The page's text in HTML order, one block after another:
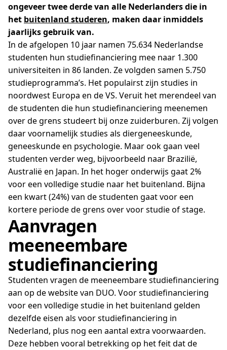
ongeveer twee derde van alle Nederlanders die in
het buitenland studeren, maken daar inmiddels
jaarlijks gebruik van.
In de afgelopen 10 jaar namen 75.634 Nederlandse
studenten hun studiefinanciering mee naar 1.300
universiteiten in 86 landen. Ze volgden samen 5.750
studieprogramma’s. Het populairst zijn studies in
noordwest Europa en de VS. Veruit het merendeel van
de studenten die hun studiefinanciering meenemen
over de grens studeert bij onze zuiderburen. Zij volgen
daar voornamelijk studies als diergeneeskunde,
geneeskunde en psychologie. Maar ook gaan veel
studenten verder weg, bijvoorbeeld naar Brazilië,
Australië en Japan. In het hoger onderwijs gaat 2%
voor een volledige studie naar het buitenland. Bijna
een kwart (24%) van de studenten gaat voor een
kortere periode de grens over voor studie of stage.
Aanvragen
meeneembare
studiefinanciering
Studenten vragen de meeneembare studiefinanciering
aan op de website van DUO. Voor studiefinanciering
voor een volledige studie in het buitenland gelden
dezelfde eisen als voor studiefinanciering in
Nederland, plus nog een aantal extra voorwaarden.
Deze hebben vooral betrekking op het feit dat de